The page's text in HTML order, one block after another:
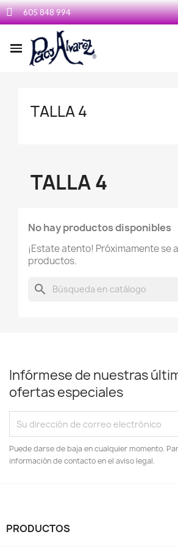
605 848 994
TALLA 4
TALLA 4
No hay productos disponibles
¡Estate atento! Próximamente se
productos.
search
Infórmese de nuestras
ofertas especiales
Puede darse de baja en cualquier momento.
información de contacto en el aviso legal.
PRODUCTOS